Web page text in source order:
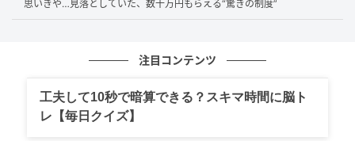
円、老齢厚生年金の報酬比例部分約11万円だったとし
については、夫の老齢厚生年金の報酬比例部分をもと
年金の目安です。
思いきや…見落としていた、数十万円もらえる“驚きの制度”
注目コンテンツ
工夫して10秒で暗算できる？スキマ時間に脳ト
レ【毎日クイズ】